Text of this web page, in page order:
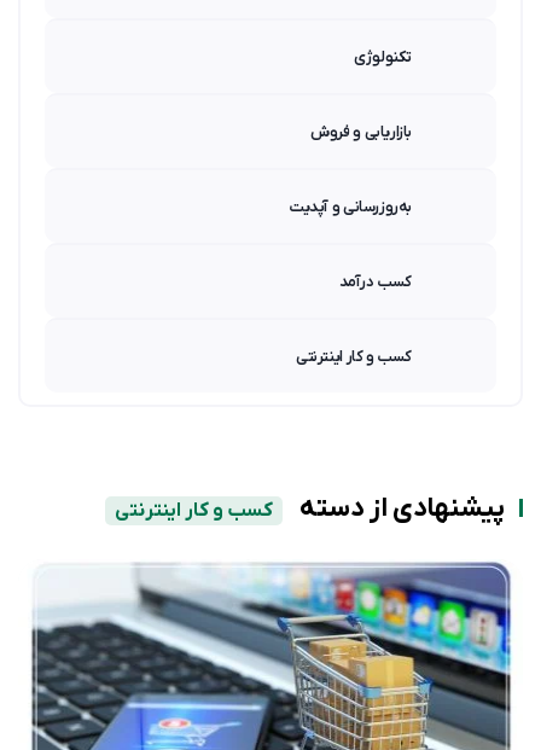
تکنولوژی
بازاریابی و فروش
به‌روزرسانی و آپدیت
کسب درآمد
کسب و کار اینترنتی
پیشنهادی از دسته کسب و کار اینترنتی